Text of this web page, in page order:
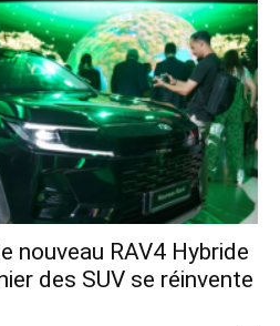
nouveau RAV4 Hybride
des SUV se réinvente